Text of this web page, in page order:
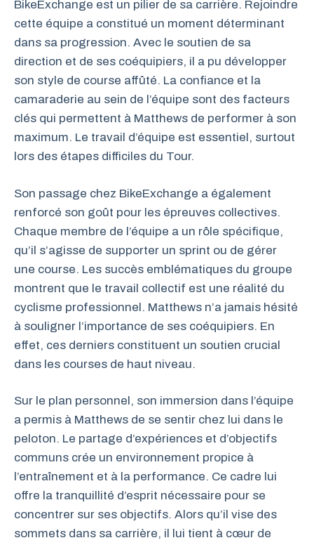
BikeExchange est un pilier de sa carrière. Rejoindre
cette équipe a constitué un moment déterminant
dans sa progression. Avec le soutien de sa
direction et de ses coéquipiers, il a pu développer
son style de course affûté. La confiance et la
camaraderie au sein de l’équipe sont des facteurs
clés qui permettent à Matthews de performer à son
maximum. Le travail d’équipe est essentiel, surtout
lors des étapes difficiles du Tour.
Son passage chez BikeExchange a également
renforcé son goût pour les épreuves collectives.
Chaque membre de l’équipe a un rôle spécifique,
qu’il s’agisse de supporter un sprint ou de gérer
une course. Les succès emblématiques du groupe
montrent que le travail collectif est une réalité du
cyclisme professionnel. Matthews n’a jamais hésité
à souligner l’importance de ses coéquipiers. En
effet, ces derniers constituent un soutien crucial
dans les courses de haut niveau.
Sur le plan personnel, son immersion dans l’équipe
a permis à Matthews de se sentir chez lui dans le
peloton. Le partage d’expériences et d’objectifs
communs crée un environnement propice à
l’entraînement et à la performance. Ce cadre lui
offre la tranquillité d’esprit nécessaire pour se
concentrer sur ses objectifs. Alors qu’il vise des
sommets dans sa carrière, il lui tient à cœur de